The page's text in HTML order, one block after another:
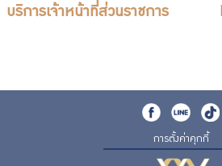
บริการเจ้าหน้าที่ส่วนราชการ
การตั้งค่าคุกกี้